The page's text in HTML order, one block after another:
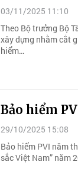
03/11/2025 11:10
Theo Bộ trưởng Bộ
xây dựng nhằm cắt
hiểm…
Bảo hiểm
29/10/2025 15:08
Bảo hiểm PVI năm
sắc Việt Nam” năm